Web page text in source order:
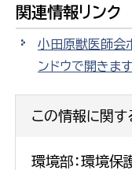
関連情報リンク
小田原獣医師会
ンドウで開きます
この情報に関
環境部：環境保